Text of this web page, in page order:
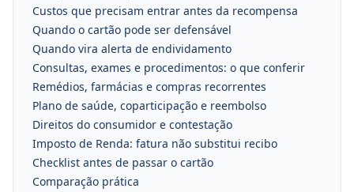
Custos que precisam entrar antes da recompensa
Quando o cartão pode ser defensável
Quando vira alerta de endividamento
Consultas, exames e procedimentos: o que conferir
Remédios, farmácias e compras recorrentes
Plano de saúde, coparticipação e reembolso
Direitos do consumidor e contestação
Imposto de Renda: fatura não substitui recibo
Checklist antes de passar o cartão
Comparação prática